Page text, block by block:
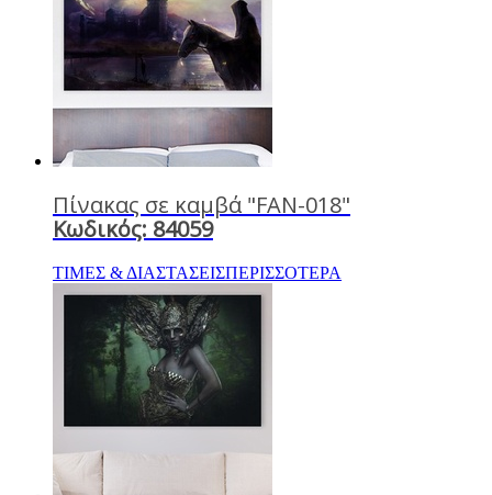
Πίνακας σε καμβά "FAN-018"
Κωδικός: 84059
ΤΙΜΕΣ & ΔΙΑΣΤΑΣΕΙΣΠΕΡΙΣΣΟΤΕΡΑ